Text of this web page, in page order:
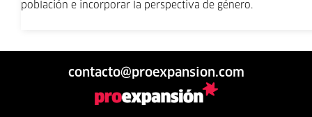
población e incorporar la perspectiva de género.
contacto@proexpansion.com